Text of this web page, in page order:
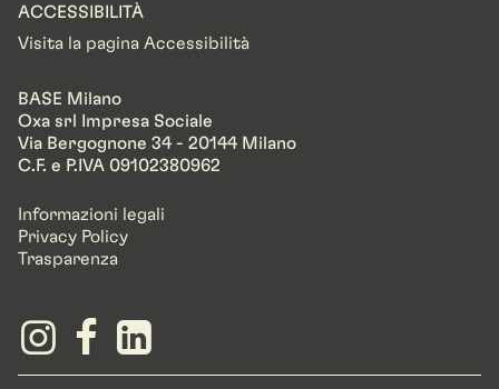
ACCESSIBILITÀ
Visita la pagina Accessibilità
BASE Milano
Oxa srl Impresa Sociale
Via Bergognone 34 - 20144 Milano
C.F. e P.IVA 09102380962
Informazioni legali
Privacy Policy
Trasparenza